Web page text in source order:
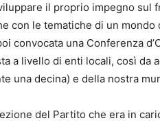
il proprio impegno sul
con le tematiche di un mondo
convocata una Conferenza
a livello di enti locali, così da
una decina) e della nostra
del Partito che era in